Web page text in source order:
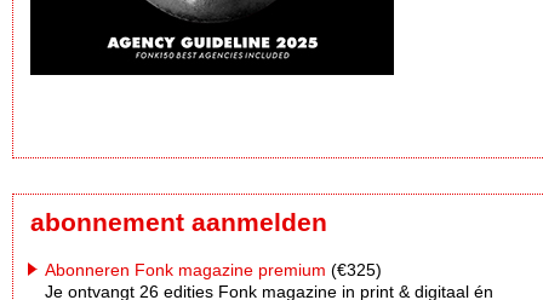
abonnement aanmelden
Abonneren Fonk magazine premium (€325)
Je ontvangt 26 edities Fonk magazine in print & digitaal én